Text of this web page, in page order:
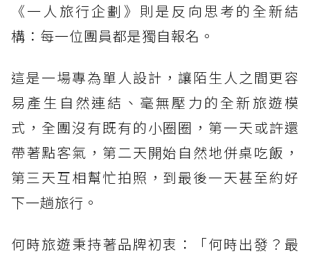
《一人旅行企劃》則是反向思考的全新結
構：每一位團員都是獨自報名。
這是一場專為單人設計，讓陌生人之間更容
易產生自然連結、毫無壓力的全新旅遊模
式，全團沒有既有的小圈圈，第一天或許還
帶著點客氣，第二天開始自然地併桌吃飯，
第三天互相幫忙拍照，到最後一天甚至約好
下一趟旅行。
何時旅遊秉持著品牌初衷：「何時出發？最